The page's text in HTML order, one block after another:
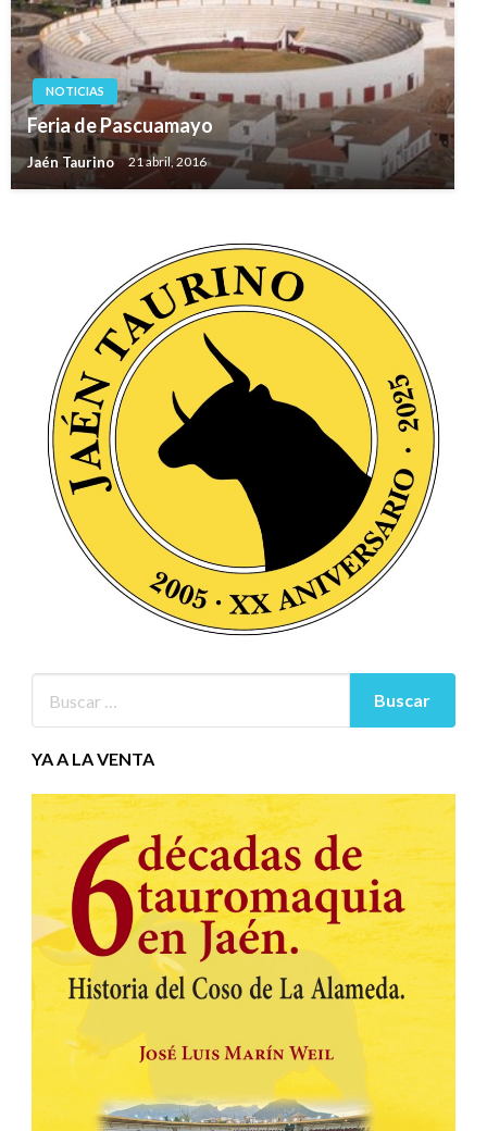
NOTICIAS
Feria de Pascuamayo
Jaén Taurino 21 abril, 2016
YA A LA VENTA